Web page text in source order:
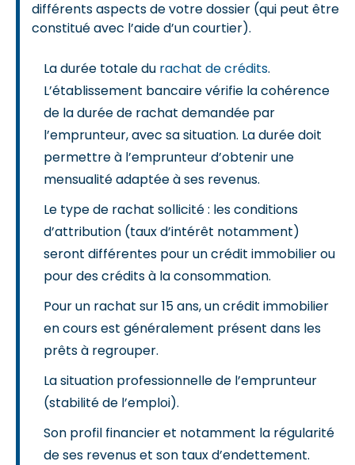
différents aspects de votre dossier (qui peut être
constitué avec l’aide d’un courtier).
La durée totale du rachat de crédits.
L’établissement bancaire vérifie la cohérence
de la durée de rachat demandée par
l’emprunteur, avec sa situation. La durée doit
permettre à l’emprunteur d’obtenir une
mensualité adaptée à ses revenus.
Le type de rachat sollicité : les conditions
d’attribution (taux d’intérêt notamment)
seront différentes pour un crédit immobilier ou
pour des crédits à la consommation.
Pour un rachat sur 15 ans, un crédit immobilier
en cours est généralement présent dans les
prêts à regrouper.
La situation professionnelle de l’emprunteur
(stabilité de l’emploi).
Son profil financier et notamment la régularité
de ses revenus et son taux d’endettement.